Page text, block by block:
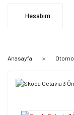
Hesabım
Anasayfa